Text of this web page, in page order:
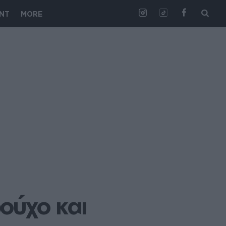
MORE
και